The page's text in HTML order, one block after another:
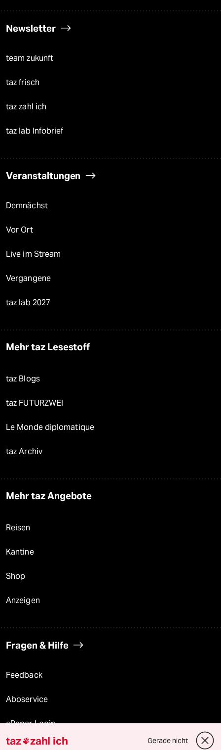
Newsletter
team zukunft
taz frisch
taz zahl ich
taz lab Infobrief
Veranstaltungen
Demnächst
Vor Ort
Live im Stream
Vergangene
taz lab 2027
Mehr taz Lesestoff
taz Blogs
taz FUTURZWEI
Le Monde diplomatique
taz Archiv
Mehr taz Angebote
Reisen
Kantine
Shop
Anzeigen
Fragen & Hilfe
Feedback
Aboservice
ePaper Login
Downloads für Abonnierende
taz zahl ich Gerade nicht